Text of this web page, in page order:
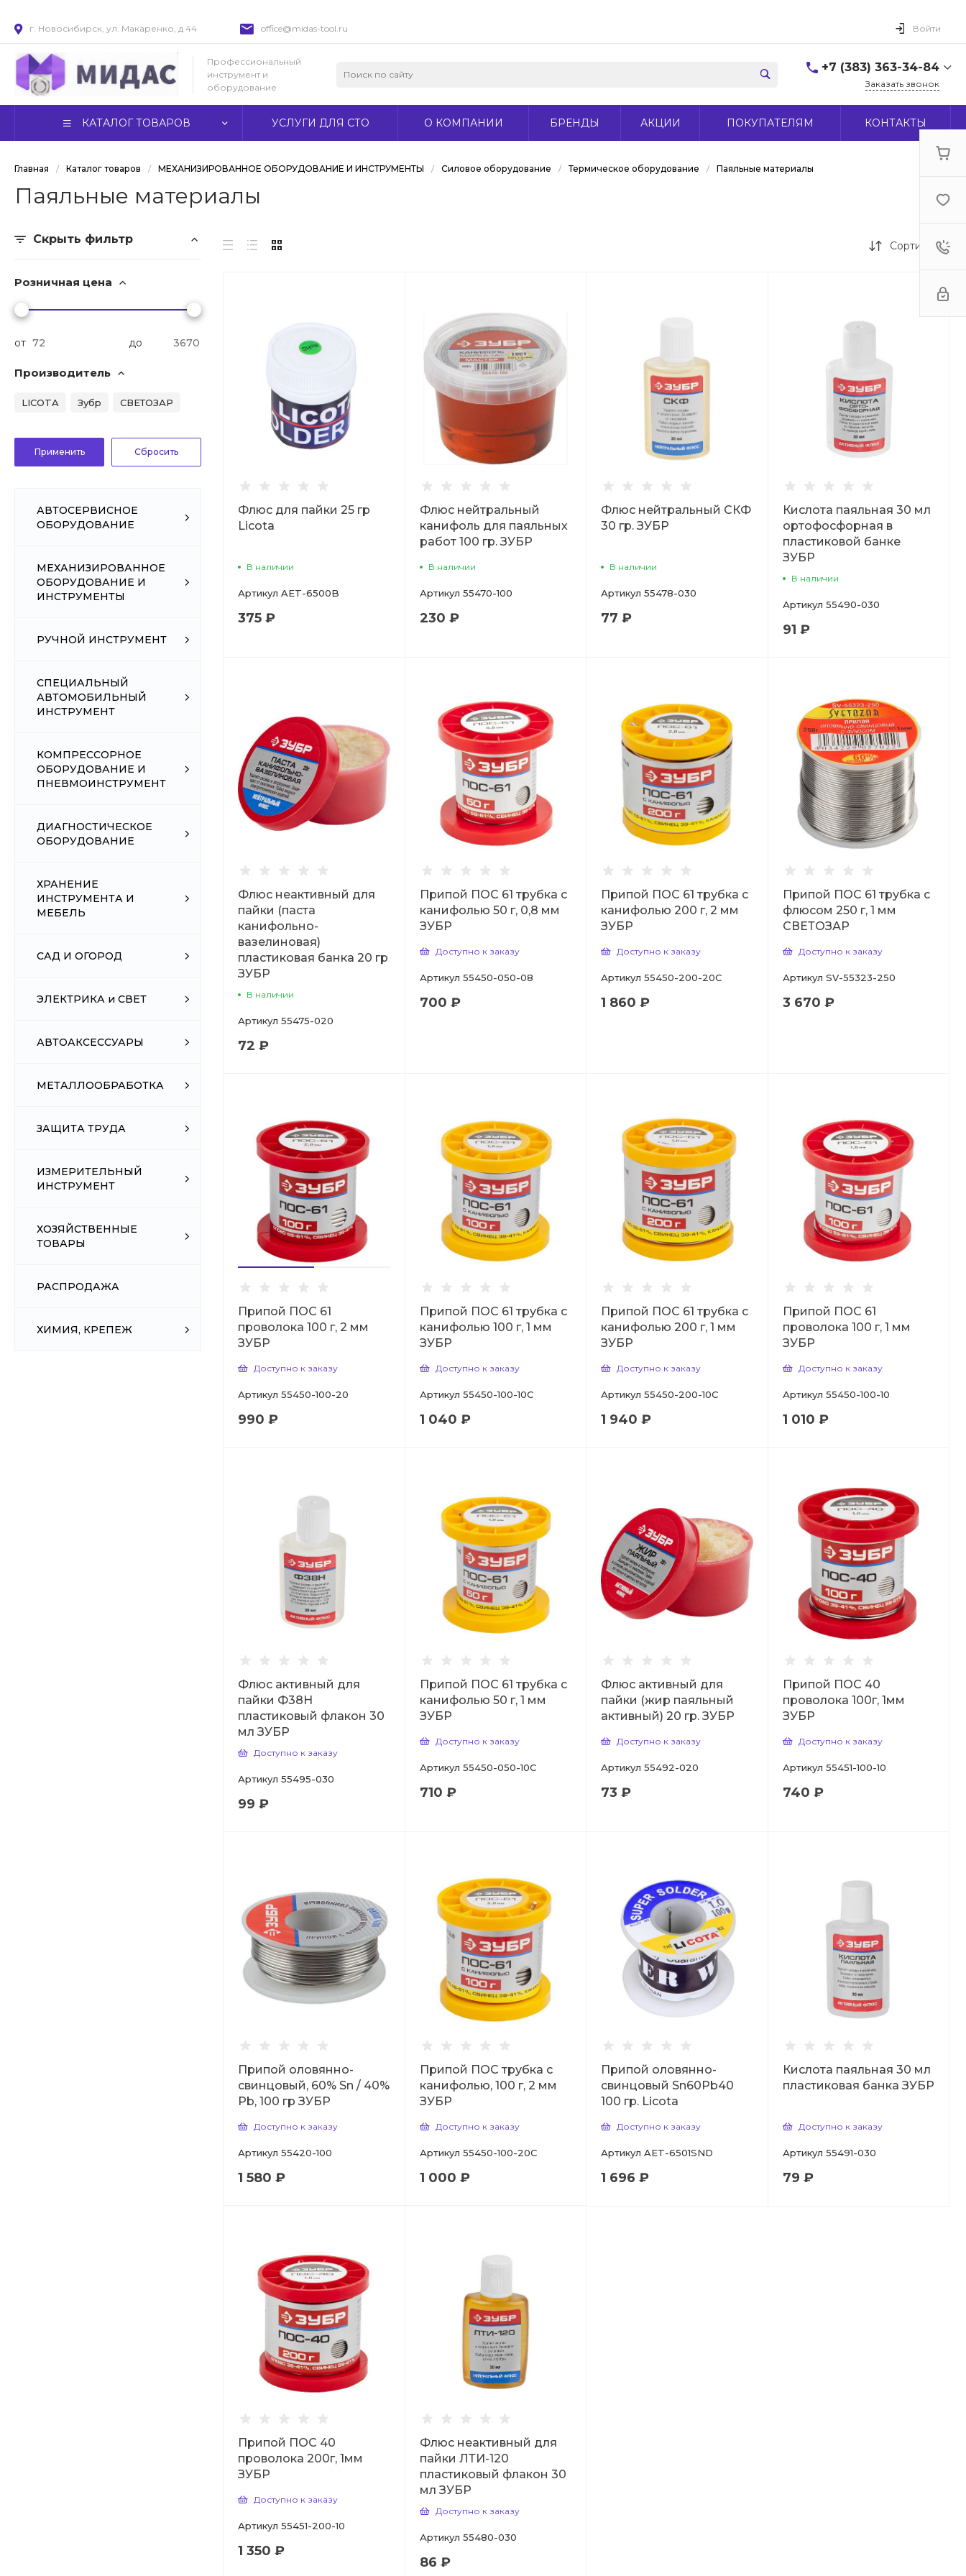
г. Новосибирск, ул. Макаренко, д 44 office@midas-tool.ru Войти
Профессиональный
инструмент и
оборудование
+7 (383) 363-34-84
г. Новосибирск, ул.
Заказать звонок
КАТАЛОГ ТОВАРОВ УСЛУГИ ДЛЯ СТО О КОМПАНИИ БРЕНДЫ АКЦИИ ПОКУПАТЕЛЯМ КОНТАКТЫ
Главная / Каталог товаров / МЕХАНИЗИРОВАННОЕ ОБОРУДОВАНИЕ И ИНСТРУМЕНТЫ / Силовое оборудование / Термическое оборудование / Паяльные материалы
Паяльные материалы
Скрыть фильтр
Розничная цена
от до
Производитель
LICOTA Зубр СВЕТОЗАР
АВТОСЕРВИСНОЕ
ОБОРУДОВАНИЕ
МЕХАНИЗИРОВАННОЕ
ОБОРУДОВАНИЕ И
ИНСТРУМЕНТЫ
РУЧНОЙ ИНСТРУМЕНТ
СПЕЦИАЛЬНЫЙ
АВТОМОБИЛЬНЫЙ
ИНСТРУМЕНТ
КОМПРЕССОРНОЕ
ОБОРУДОВАНИЕ И
ПНЕВМОИНСТРУМЕНТ
ДИАГНОСТИЧЕСКОЕ
ОБОРУДОВАНИЕ
ХРАНЕНИЕ
ИНСТРУМЕНТА И
МЕБЕЛЬ
САД И ОГОРОД
ЭЛЕКТРИКА и СВЕТ
АВТОАКСЕССУАРЫ
МЕТАЛЛООБРАБОТКА
ЗАЩИТА ТРУДА
ИЗМЕРИТЕЛЬНЫЙ
ИНСТРУМЕНТ
ХОЗЯЙСТВЕННЫЕ
ТОВАРЫ
РАСПРОДАЖА
ХИМИЯ, КРЕПЕЖ
Сортировка
Флюс для пайки 25 гр
Licota
В наличии
Артикул AET-6500B
375 ₽
Флюс нейтральный
канифоль для паяльных
работ 100 гр. ЗУБР
В наличии
Артикул 55470-100
230 ₽
Флюс нейтральный СКФ
30 гр. ЗУБР
В наличии
Артикул 55478-030
77 ₽
Кислота паяльная 30 мл
ортофосфорная в
пластиковой банке
ЗУБР
В наличии
Артикул 55490-030
91 ₽
Флюс неактивный для
пайки (паста
канифольно-
вазелиновая)
пластиковая банка 20 гр
ЗУБР
В наличии
Артикул 55475-020
72 ₽
Припой ПОС 61 трубка с
канифолью 50 г, 0,8 мм
ЗУБР
Доступно к заказу
Артикул 55450-050-08
700 ₽
Припой ПОС 61 трубка с
канифолью 200 г, 2 мм
ЗУБР
Доступно к заказу
Артикул 55450-200-20C
1 860 ₽
Припой ПОС 61 трубка с
флюсом 250 г, 1 мм
СВЕТОЗАР
Доступно к заказу
Артикул SV-55323-250
3 670 ₽
Припой ПОС 61
проволока 100 г, 2 мм
ЗУБР
Доступно к заказу
Артикул 55450-100-20
990 ₽
Припой ПОС 61 трубка с
канифолью 100 г, 1 мм
ЗУБР
Доступно к заказу
Артикул 55450-100-10C
1 040 ₽
Припой ПОС 61 трубка с
канифолью 200 г, 1 мм
ЗУБР
Доступно к заказу
Артикул 55450-200-10C
1 940 ₽
Припой ПОС 61
проволока 100 г, 1 мм
ЗУБР
Доступно к заказу
Артикул 55450-100-10
1 010 ₽
Флюс активный для
пайки Ф38Н
пластиковый флакон 30
мл ЗУБР
Доступно к заказу
Артикул 55495-030
99 ₽
Припой ПОС 61 трубка с
канифолью 50 г, 1 мм
ЗУБР
Доступно к заказу
Артикул 55450-050-10C
710 ₽
Флюс активный для
пайки (жир паяльный
активный) 20 гр. ЗУБР
Доступно к заказу
Артикул 55492-020
73 ₽
Припой ПОС 40
проволока 100г, 1мм
ЗУБР
Доступно к заказу
Артикул 55451-100-10
740 ₽
Припой оловянно-
свинцовый, 60% Sn / 40%
Pb, 100 гр ЗУБР
Доступно к заказу
Артикул 55420-100
1 580 ₽
Припой ПОС трубка с
канифолью, 100 г, 2 мм
ЗУБР
Доступно к заказу
Артикул 55450-100-20C
1 000 ₽
Припой оловянно-
свинцовый Sn60Pb40
100 гр. Licota
Доступно к заказу
Артикул AET-6501SND
1 696 ₽
Кислота паяльная 30 мл
пластиковая банка ЗУБР
Доступно к заказу
Артикул 55491-030
79 ₽
Припой ПОС 40
проволока 200г, 1мм
ЗУБР
Доступно к заказу
Артикул 55451-200-10
1 350 ₽
Флюс неактивный для
пайки ЛТИ-120
пластиковый флакон 30
мл ЗУБР
Доступно к заказу
Артикул 55480-030
86 ₽